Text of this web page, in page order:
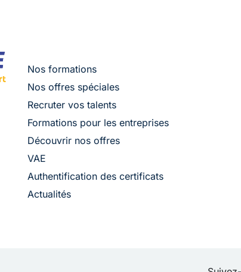
Nos formations
Nos offres spéciales
Recruter vos talents
Formations pour les entreprises
Découvrir nos offres
VAE
Authentification des certificats
Actualités